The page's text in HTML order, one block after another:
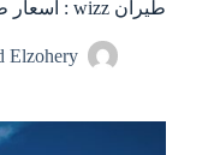
طيران wizz : اسعار طيران ويز الامارات
Elzohery